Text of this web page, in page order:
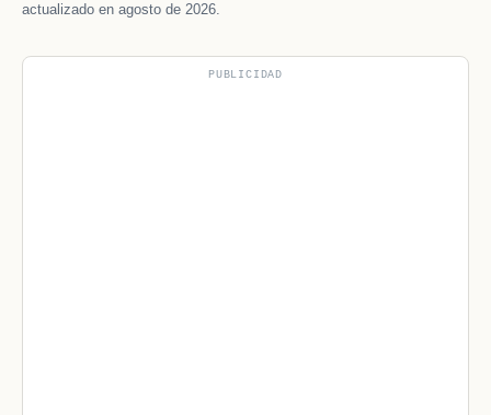
actualizado en agosto de 2026.
PUBLICIDAD